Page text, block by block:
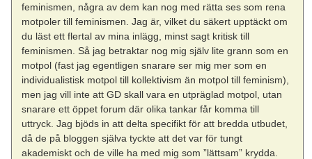
feminismen, några av dem kan nog med rätta ses som rena
motpoler till feminismen. Jag är, vilket du säkert upptäckt om
du läst ett flertal av mina inlägg, minst sagt kritisk till
feminismen. Så jag betraktar nog mig själv lite grann som en
motpol (fast jag egentligen snarare ser mig mer som en
individualistisk motpol till kollektivism än motpol till feminism),
men jag vill inte att GD skall vara en utpräglad motpol, utan
snarare ett öppet forum där olika tankar får komma till
uttryck. Jag bjöds in att delta specifikt för att bredda utbudet,
då de på bloggen själva tyckte att det var för tungt
akademiskt och de ville ha med mig som ”lättsam” krydda.